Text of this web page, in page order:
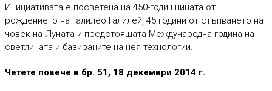
Инициативата е посветена на 450-годишнината от
рождението на Галилео Галилей, 45 години от стъпването на
човек на Луната и предстоящата Международна година на
светлината и базираните на нея технологии.
Четете повече в бр. 51, 18 декември 2014 г.